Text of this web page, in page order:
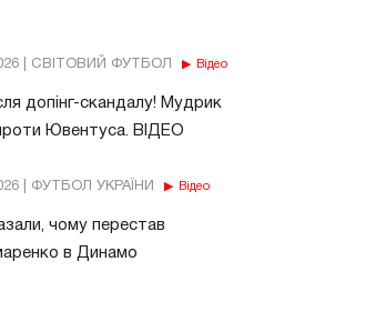
| СВІТОВИЙ ФУТБОЛ Відео
допінг-скандалу! Мудрик
проти Ювентуса. ВІДЕО
| ФУТБОЛ УКРАЇНИ Відео
чому перестав
в Динамо